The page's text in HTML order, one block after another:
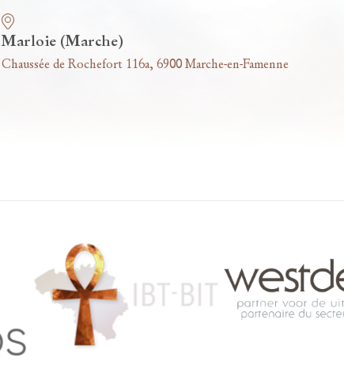
Marloie (Marche)
Chaussée de Rochefort 116a, 6900 Marche-en-Famenne